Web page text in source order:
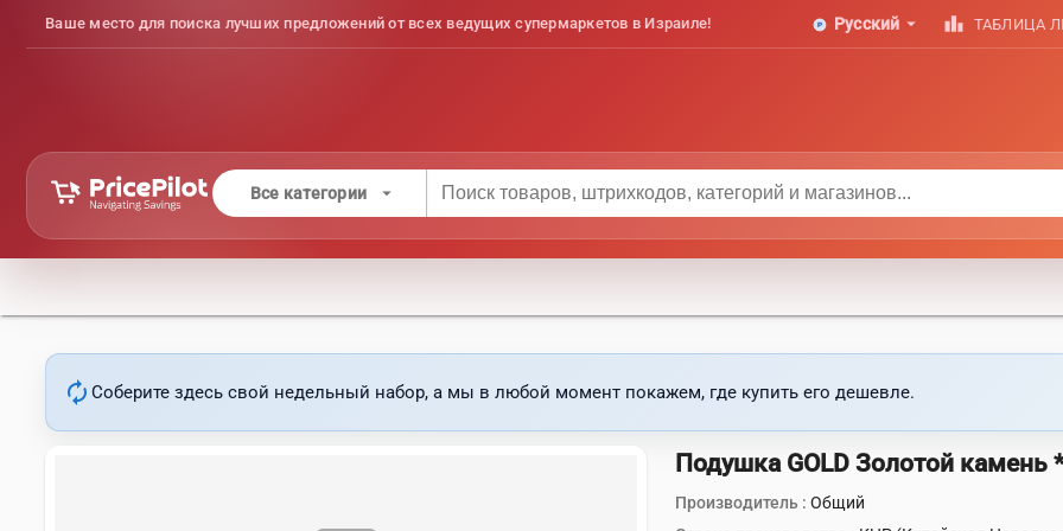
Ваше место для поиска лучших предложений от всех ведущих супермаркетов в Израиле! Русский arrow_drop_down leaderboard ТАБЛИЦА
Все категории arrow_drop_down
autorenew Соберите здесь свой недельный набор, а мы в любой момент покажем, где купить его дешевле.
Подушка GOLD Золотой камень
Производитель :Общий